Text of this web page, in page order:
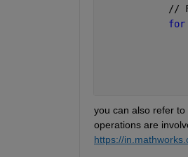
//
for
you can also refer
operations are
https://